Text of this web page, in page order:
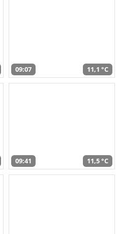
09:07 11,1 °C
09:41 11,5 °C